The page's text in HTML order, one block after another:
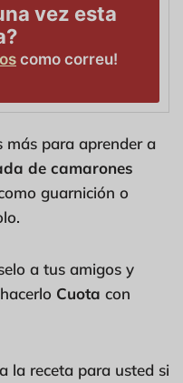
vez esta
como correu!
más para aprender a
de camarones
guarnición o
a tus amigos y
Cuota con
la receta para usted si